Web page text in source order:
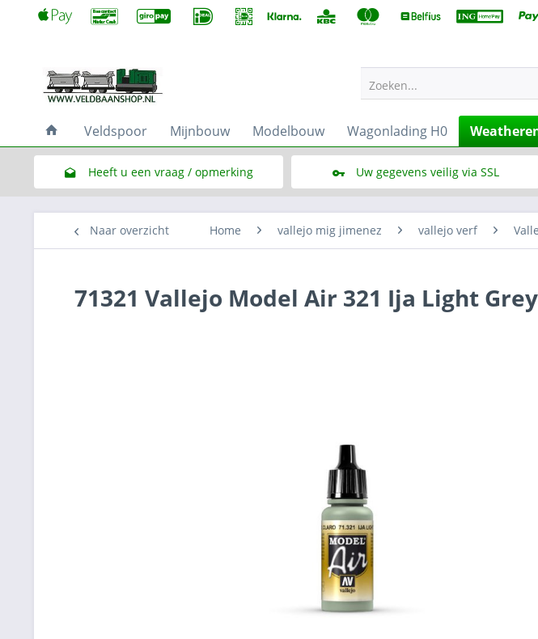
Zoeken...
Veldspoor Mijnbouw Modelbouw Wagonlading H0
Heeft u een vraag / opmerking Uw gegevens veilig via SSL
Naar overzicht
Home vallejo mig jimenez vallejo verf
71321 Vallejo Model Air 321 Ija Light